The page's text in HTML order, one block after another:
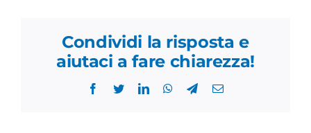
Condividi la risposta e
aiutaci a fare chiarezza!
Facebook
TwitterLinkedInWhatsApp
TelegramEmail